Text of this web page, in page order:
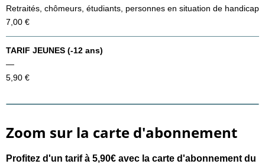
Retraités, chômeurs, étudiants, personnes en situation de handicap
7,00 €
TARIF JEUNES (-12 ans)
—
5,90 €
Zoom sur la carte d'abonnement
Profitez d'un tarif à 5,90€ avec la carte d'abonnement du